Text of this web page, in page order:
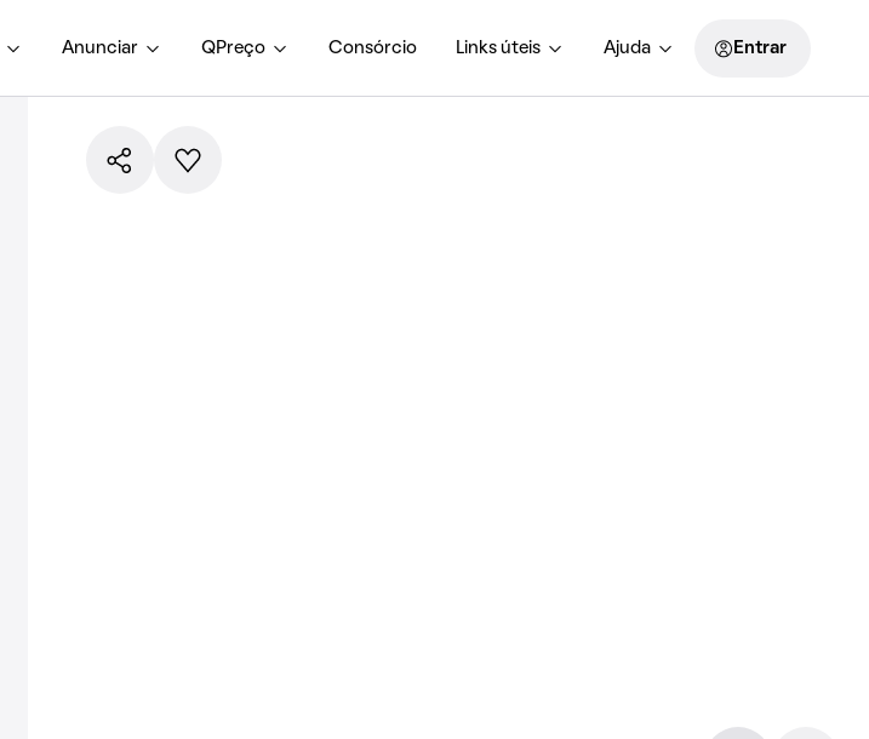
Anunciar QPreço Consórcio Links úteis Ajuda Entrar